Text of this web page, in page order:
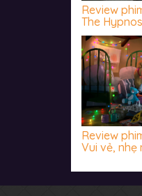
Review
The
Review
Vui vẻ, nhẹ